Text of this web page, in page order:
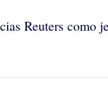
Reuters